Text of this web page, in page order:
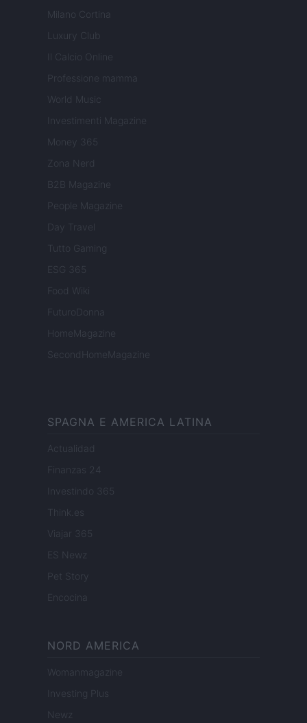
Milano Cortina
Luxury Club
Il Calcio Online
Professione mamma
World Music
Investimenti Magazine
Money 365
Zona Nerd
B2B Magazine
People Magazine
Day Travel
Tutto Gaming
ESG 365
Food Wiki
FuturoDonna
HomeMagazine
SecondHomeMagazine
SPAGNA E AMERICA LATINA
Actualidad
Finanzas 24
Investindo 365
Think.es
Viajar 365
ES Newz
Pet Story
Encocina
NORD AMERICA
Womanmagazine
Investing Plus
Newz